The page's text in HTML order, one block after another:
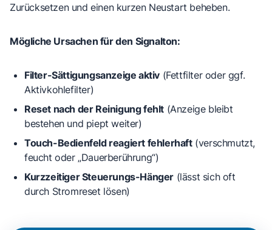
Zurücksetzen und einen kurzen Neustart beheben.
Mögliche Ursachen für den Signalton:
Filter-Sättigungsanzeige aktiv (Fettfilter oder ggf.
Aktivkohlefilter)
Reset nach der Reinigung fehlt (Anzeige bleibt
bestehen und piept weiter)
Touch-Bedienfeld reagiert fehlerhaft(verschmutzt,
feucht oder „Dauerberührung“)
Kurzzeitiger Steuerungs-Hänger (lässt sich oft
durch Stromreset lösen)